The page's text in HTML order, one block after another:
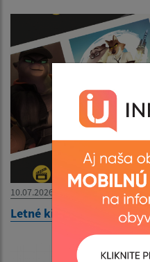
10.07.2026
Letné kino 19.7.2026